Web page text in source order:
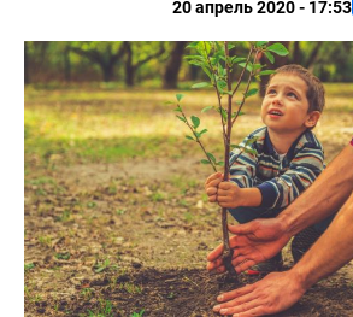
20 апрель 2020 - 17:53